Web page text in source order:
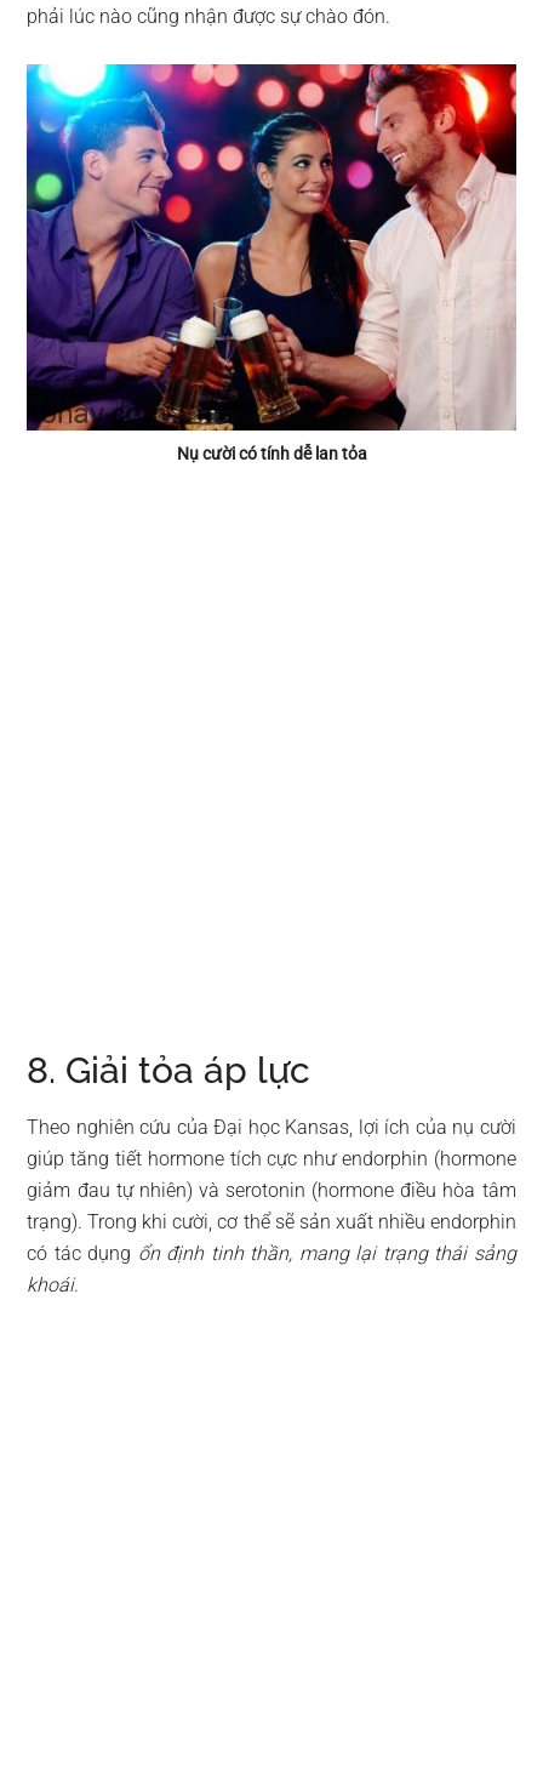
phải lúc nào cũng nhận được sự chào đón.
Nụ cười có tính dễ lan tỏa
8. Giải tỏa áp lực
Theo nghiên cứu của Đại học Kansas, lợi ích của nụ cười
giúp tăng tiết hormone tích cực như endorphin (hormone
giảm đau tự nhiên) và serotonin (hormone điều hòa tâm
trạng). Trong khi cười, cơ thể sẽ sản xuất nhiều endorphin
có tác dụng ổn định tinh thần, mang lại trạng thái sảng
khoái.